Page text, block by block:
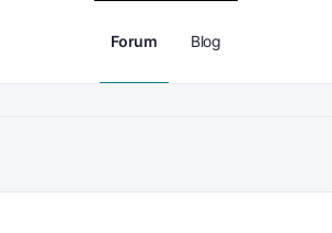
Forum Blog